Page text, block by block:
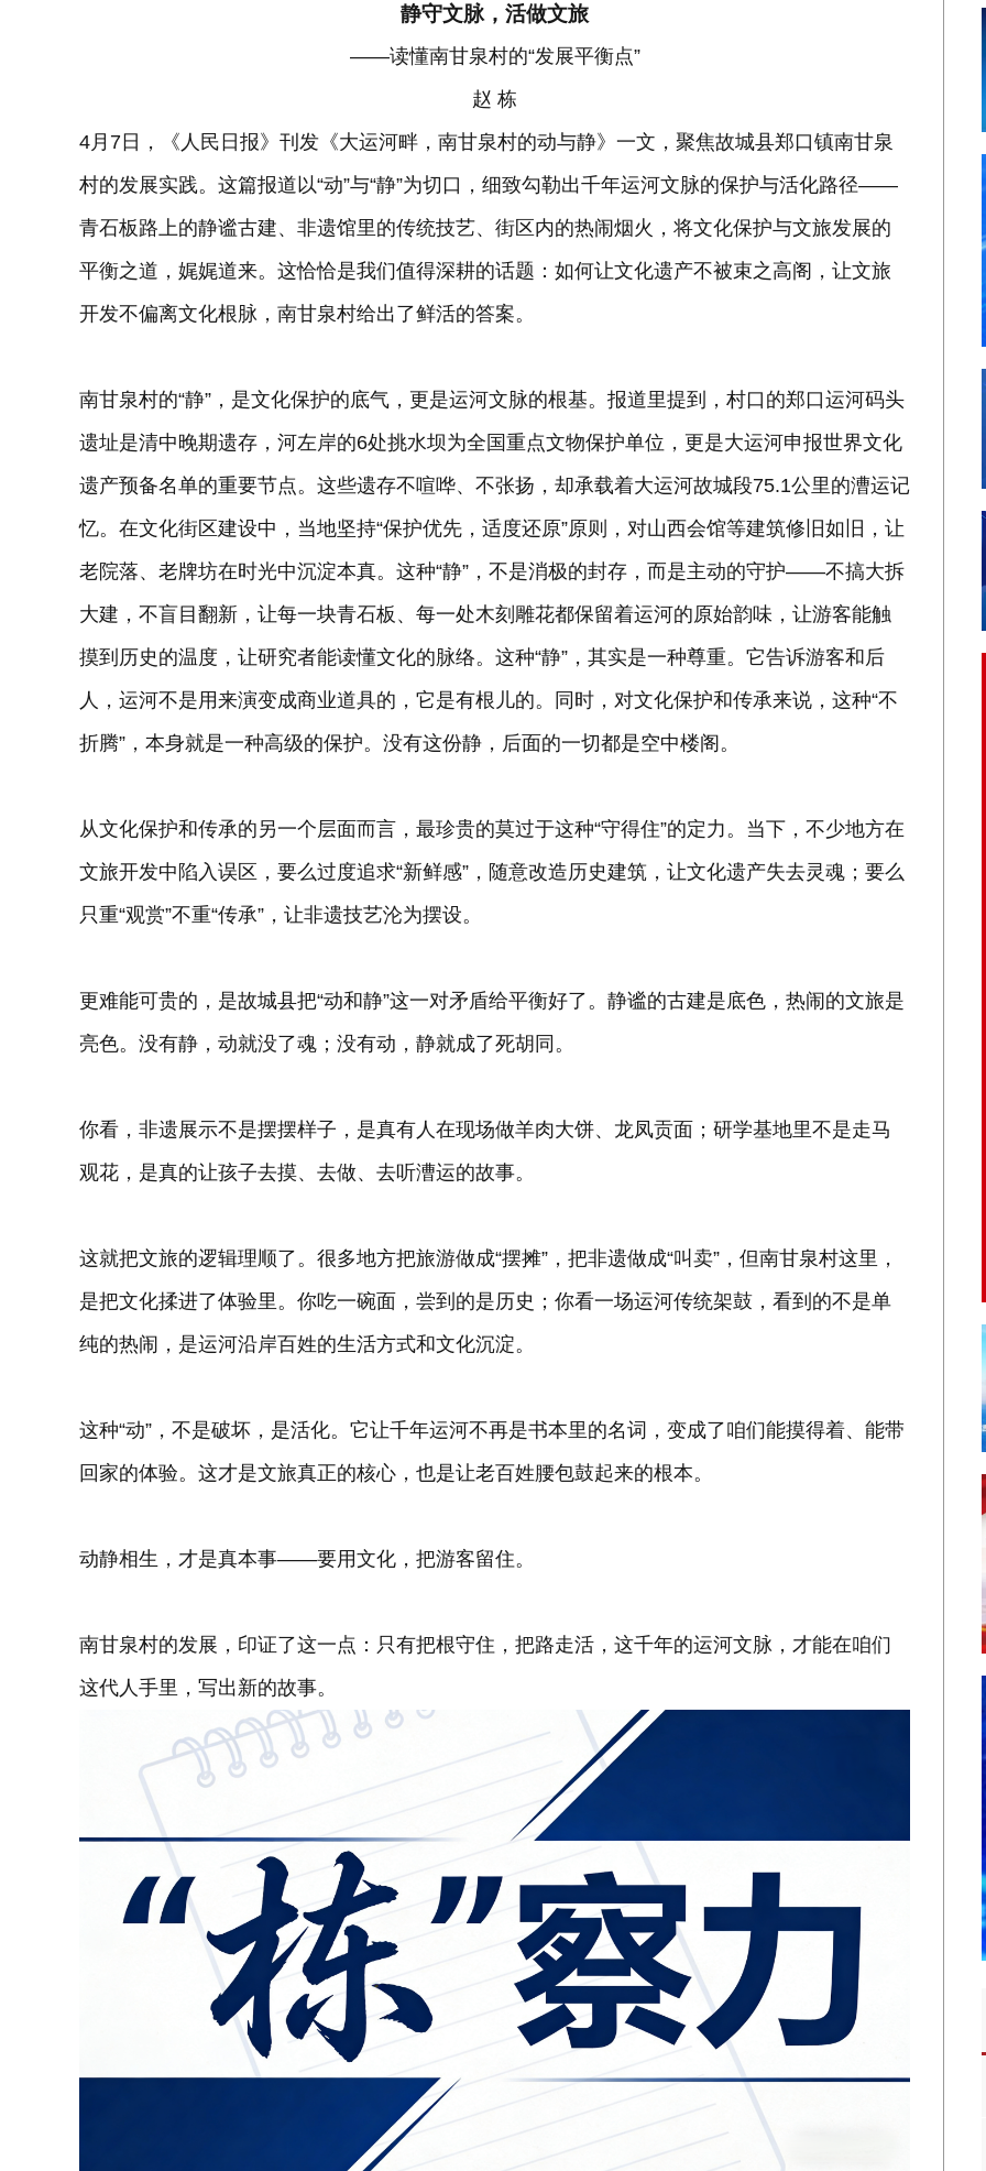
静守文脉，活做文旅
——读懂南甘泉村的“发展平衡点”
赵 栋
4月7日，《人民日报》刊发《大运河畔，南甘泉村的动与静》一文，聚焦故城县郑口镇南甘泉
村的发展实践。这篇报道以“动”与“静”为切口，细致勾勒出千年运河文脉的保护与活化路径——
青石板路上的静谧古建、非遗馆里的传统技艺、街区内的热闹烟火，将文化保护与文旅发展的
平衡之道，娓娓道来。这恰恰是我们值得深耕的话题：如何让文化遗产不被束之高阁，让文旅
开发不偏离文化根脉，南甘泉村给出了鲜活的答案。
南甘泉村的“静”，是文化保护的底气，更是运河文脉的根基。报道里提到，村口的郑口运河码头
遗址是清中晚期遗存，河左岸的6处挑水坝为全国重点文物保护单位，更是大运河申报世界文化
遗产预备名单的重要节点。这些遗存不喧哗、不张扬，却承载着大运河故城段75.1公里的漕运记
忆。在文化街区建设中，当地坚持“保护优先，适度还原”原则，对山西会馆等建筑修旧如旧，让
老院落、老牌坊在时光中沉淀本真。这种“静”，不是消极的封存，而是主动的守护——不搞大拆
大建，不盲目翻新，让每一块青石板、每一处木刻雕花都保留着运河的原始韵味，让游客能触
摸到历史的温度，让研究者能读懂文化的脉络。这种“静”，其实是一种尊重。它告诉游客和后
人，运河不是用来演变成商业道具的，它是有根儿的。同时，对文化保护和传承来说，这种“不
折腾”，本身就是一种高级的保护。没有这份静，后面的一切都是空中楼阁。
从文化保护和传承的另一个层面而言，最珍贵的莫过于这种“守得住”的定力。当下，不少地方在
文旅开发中陷入误区，要么过度追求“新鲜感”，随意改造历史建筑，让文化遗产失去灵魂；要么
只重“观赏”不重“传承”，让非遗技艺沦为摆设。
更难能可贵的，是故城县把“动和静”这一对矛盾给平衡好了。静谧的古建是底色，热闹的文旅是
亮色。没有静，动就没了魂；没有动，静就成了死胡同。
你看，非遗展示不是摆摆样子，是真有人在现场做羊肉大饼、龙凤贡面；研学基地里不是走马
观花，是真的让孩子去摸、去做、去听漕运的故事。
这就把文旅的逻辑理顺了。很多地方把旅游做成“摆摊”，把非遗做成“叫卖”，但南甘泉村这里，
是把文化揉进了体验里。你吃一碗面，尝到的是历史；你看一场运河传统架鼓，看到的不是单
纯的热闹，是运河沿岸百姓的生活方式和文化沉淀。
这种“动”，不是破坏，是活化。它让千年运河不再是书本里的名词，变成了咱们能摸得着、能带
回家的体验。这才是文旅真正的核心，也是让老百姓腰包鼓起来的根本。
动静相生，才是真本事——要用文化，把游客留住。
南甘泉村的发展，印证了这一点：只有把根守住，把路走活，这千年的运河文脉，才能在咱们
这代人手里，写出新的故事。